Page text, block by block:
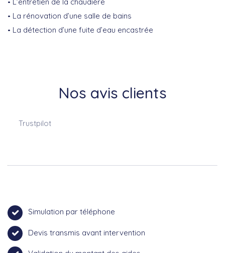
L’entretien de la chaudière
La rénovation d’une salle de bains
La détection d’une fuite d’eau encastrée
Nos avis clients
Trustpilot
Simulation par téléphone
Devis transmis avant intervention